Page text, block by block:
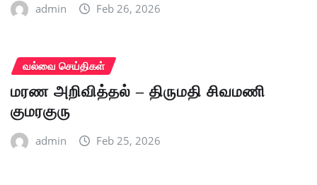
admin Feb 26, 2026
வல்வை செய்திகள்
மரண அறிவித்தல் – திருமதி சிவமணி
குமரகுரு
admin Feb 25, 2026